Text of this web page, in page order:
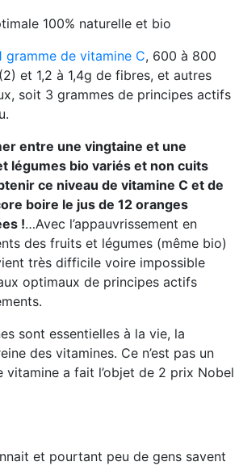
100% naturelle et bio
gramme de vitamine C, 600 à 800
et 1,2 à 1,4g de fibres, et autres
soit 3 grammes de principes actifs
entre une vingtaine et une
légumes bio variés et non cuits
ce niveau de vitamine C et de
boire le jus de 12 oranges
!…Avec l’appauvrissement en
des fruits et légumes (même bio)
très difficile voire impossible
optimaux de principes actifs
sont essentielles à la vie, la
des vitamines. Ce n’est pas un
vitamine a fait l’objet de 2 prix Nobel
et pourtant peu de gens savent